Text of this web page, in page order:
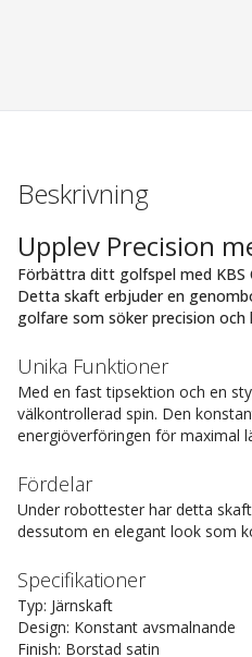
Beskrivning
Upplev Precision
Förbättra ditt golfspel med
Detta skaft erbjuder en
golfare som söker precision och
Unika Funktioner
Med en fast tipsektion och en
välkontrollerad spin. Den
energiöverföringen för maximal
Fördelar
Under robottester har detta
dessutom en elegant look som
Specifikationer
Typ: Järnskaft
Design: Konstant avsmalnande
Finish: Borstad satin